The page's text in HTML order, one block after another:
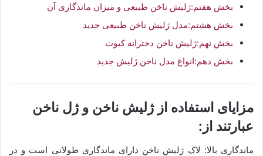
بخش هفتم:ژلیش ناخن طبیعی و میزان ماندگاری آن
بخش هشتم:مدل ژلیش ناخن طبیعی جدید
بخش نهم:ژلیش ناخن دخترانه کیوت
بخش دهم:انواع مدل ناخن ژلیش جدید
مزایای استفاده از ژلیش ناخن و ژل ناخن
عبارتند از:
ماندگاری بالا: لاک ژلیش ناخن دارای ماندگاری طولانی است و در